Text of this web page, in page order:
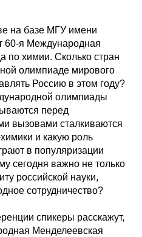
на базе МГУ имени
60-я Международная
по химии. Сколько стран
олимпиаде мирового
Россию в этом году?
олимпиады
перед
вызовами сталкиваются
и какую роль
в популяризации
сегодня важно не только
российской науки,
сотрудничество?
спикеры расскажут,
Менделеевская